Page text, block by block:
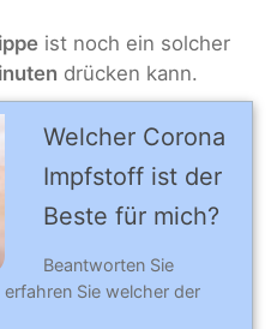
ist noch ein solcher
drücken kann.
Welcher Corona
Impfstoff ist der
Beste für mich?
Beantworten Sie
erfahren Sie welcher der